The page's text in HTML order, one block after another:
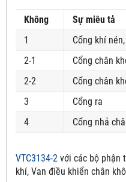
Không
Sự miêu tả
1
Cổng khí
2-1
Cổng chân
2-2
Cổng chân
3
Cổng ra
4
Cổng nhả
VTC3134-2 với các bộ phận
khí, Van điều khiển chân